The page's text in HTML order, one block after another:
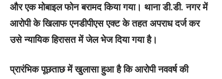
और एक मोबाइल फोन बरामद किया गया। थाना डी.डी. नगर में
आरोपी के खिलाफ एनडीपीएस एक्ट के तहत अपराध दर्ज कर
उसे न्यायिक हिरासत में जेल भेज दिया गया है।
प्रारंभिक पूछताछ में खुलासा हुआ है कि आरोपी नववर्ष की